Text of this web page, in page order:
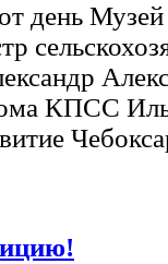
день
КПСС